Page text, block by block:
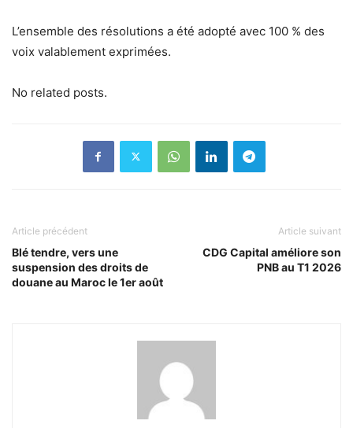
L’ensemble des résolutions a été adopté avec 100 % des
voix valablement exprimées.
No related posts.
Article précédent
Blé tendre, vers une
suspension des droits de
douane au Maroc le 1er août
Article suivant
CDG Capital améliore son
PNB au T1 2026